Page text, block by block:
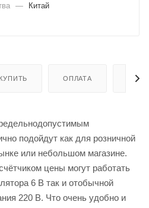
— Китай
ОПЛАТА
подойдут как для розничной
или небольшом магазине.
цены могут работать
6 В так и отобычной
220 В. Что очень удобно и